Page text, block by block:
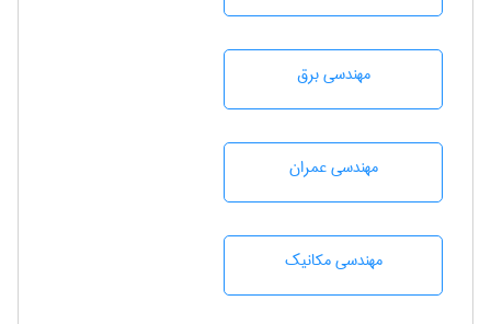
مهندسی برق
مهندسی عمران
مهندسی مکانیک